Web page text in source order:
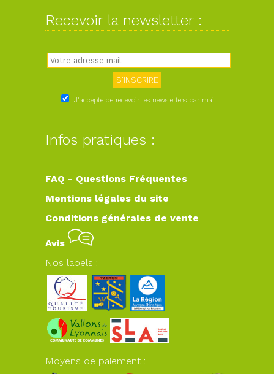
Recevoir la newsletter :
J'accepte de recevoir les newsletters par mail
Infos pratiques :
FAQ - Questions Fréquentes
Mentions légales du site
Conditions générales de vente
Avis
Nos labels :
Moyens de paiement :